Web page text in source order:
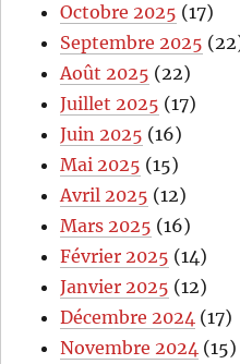
Octobre 2025 (17)
Septembre 2025
Août 2025 (22)
Juillet 2025 (17)
Juin 2025 (16)
Mai 2025 (15)
Avril 2025 (12)
Mars 2025 (16)
Février 2025 (14)
Janvier 2025 (12)
Décembre 2024 (17)
Novembre 2024 (15)